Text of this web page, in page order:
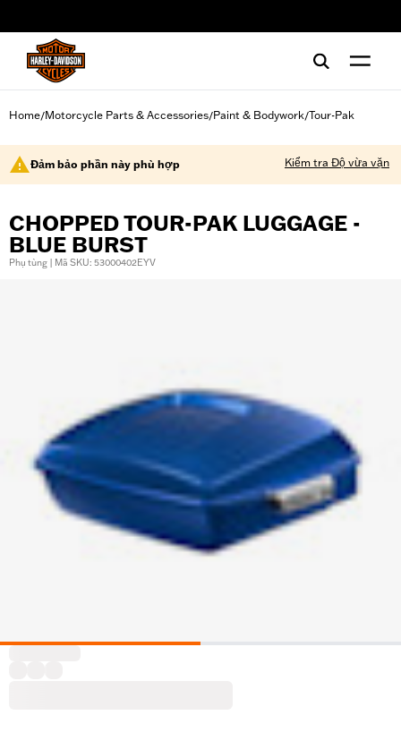
Home/Motorcycle Parts & Accessories/Paint & Bodywork/Tour-Pak
Đảm bảo phần này phù hợp Kiểm tra Độ vừa vặn
CHOPPED TOUR-PAK LUGGAGE -
BLUE BURST
Phụ tùng | Mã SKU: 53000402EYV